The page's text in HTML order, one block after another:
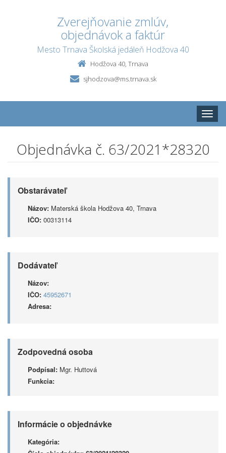
Zverejňovanie zmlúv,
objednávok a faktúr
Mesto Trnava Školská jedáleň Hodžova 40
Hodžova 40, Trnava
sjhodzova@ms.trnava.sk
Toggle
Objednávka č. 63/2021*28320
Obstarávateľ
Názov: Materská škola Hodžova 40, Trnava
IČO: 00313114
Dodávateľ
Názov:
IČO: 45952671
Adresa:
Zodpovedná osoba
Podpísal: Mgr. Huttová
Funkcia:
Informácie o objednávke
Kategória: